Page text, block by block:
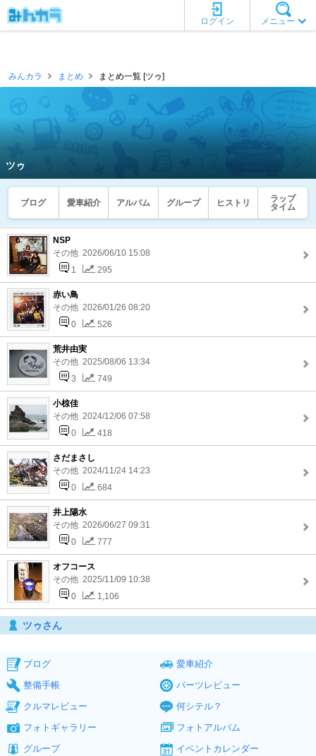
メニュー
ログイン
みんカラ まとめ まとめ一覧 [ツゥ]
ツゥ
ブログ 愛車紹介 アルバム グループ ヒストリ
ラップ
タイム
NSP
その他 2026/06/10 15:08
1
295
赤い鳥
その他 2026/01/26 08:20
0
526
荒井由実
その他 2025/08/06 13:34
3
749
小椋佳
その他 2024/12/06 07:58
0
418
さだまさし
その他 2024/11/24 14:23
0
684
井上陽水
その他 2026/06/27 09:31
0
777
オフコース
その他 2025/11/09 10:38
0
1,106
ツゥさん
ブログ
愛車紹介
整備手帳
パーツレビュー
クルマレビュー
何シテル？
フォトギャラリー
フォトアルバム
グループ
イベントカレンダー